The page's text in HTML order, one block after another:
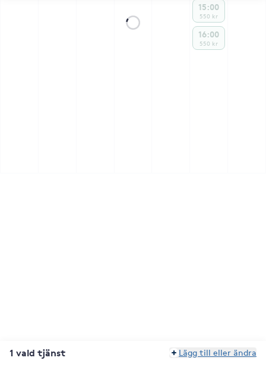
15:00
550 kr
16:00
550 kr
1 vald tjänst Lägg till eller ändra